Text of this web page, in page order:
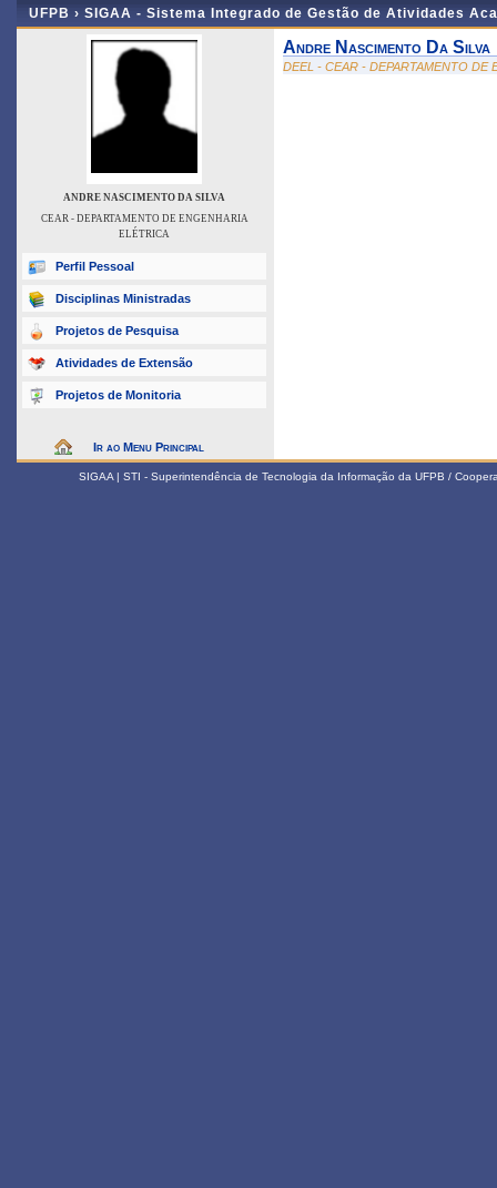
UFPB › SIGAA - Sistema Integrado de Gestão de Atividades
ANDRE NASCIMENTO DA SILVA
CEAR - DEPARTAMENTO DE ENGENHARIA
ELÉTRICA
Perfil Pessoal
Disciplinas Ministradas
Projetos de Pesquisa
Atividades de Extensão
Projetos de Monitoria
Ir ao Menu Principal
Andre Nascimento Da Silva
DEEL - CEAR - DEPARTAMENTO DE
SIGAA | STI - Superintendência de Tecnologia da Informação da UFPB /